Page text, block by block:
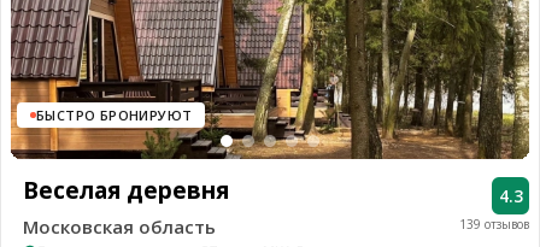
БЫСТРО БРОНИРУЮТ
139 отзывов
4.3
Веселая деревня
Московская область